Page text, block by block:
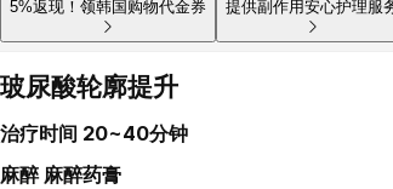
5%返现！领韩国购物代金券 提供副作用安心护理服
玻尿酸轮廓提升
治疗时间 20~40分钟
麻醉 麻醉药膏